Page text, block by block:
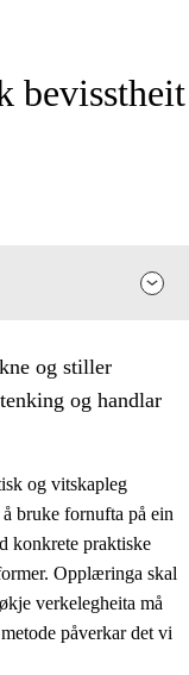
bevisstheit
og stiller
og handlar
og vitskapleg
bruke fornufta på ein
konkrete praktiske
Opplæringa skal
verkelegheita må
påverkar det vi